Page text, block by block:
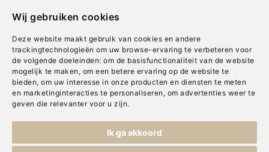
Wij gebruiken cookies
Deze website maakt gebruik van cookies en andere
trackingtechnologieën om uw browse-ervaring te verbeteren voor
de volgende doeleinden: om de basisfunctionaliteit van de website
mogelijk te maken , om een betere ervaring op de website te
bieden, om uw interesse in onze producten en diensten te meten
en marketinginteracties te personaliseren , om advertenties weer te
geven die relevanter voor u zijn.
Ik ga akkoord
Cookies